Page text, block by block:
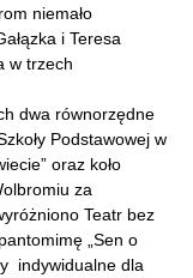
niemało
i Teresa
w trzech
dwa równorzędne
Podstawowej w
oraz koło
za
Teatr bez
„Sen o
indywidualne dla